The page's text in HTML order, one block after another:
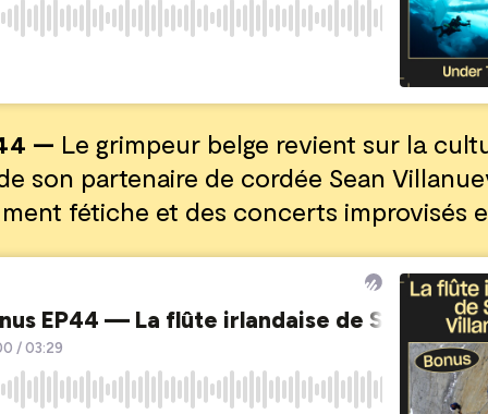
— Le grimpeur belge revient sur la
son partenaire de cordée Sean
fétiche et des concerts improvisés